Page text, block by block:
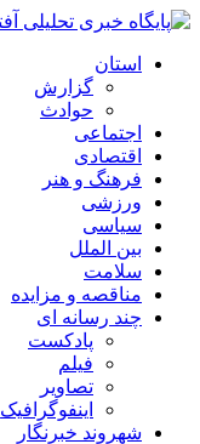
استان
گزارش
حوادث
اجتماعی
اقتصادی
فرهنگ و هنر
ورزشی
سیاسی
بین الملل
سلامت
مناقصه و مزایده
چند رسانه ای
پادکست
فیلم
تصاویر
اینفوگرافیک
شهروند خبرنگار